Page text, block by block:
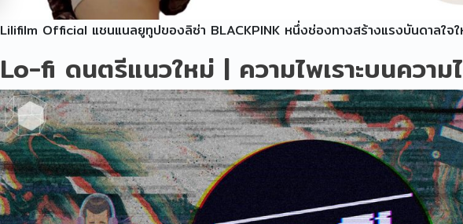
Lilifilm Official แชนแนลยูทูปของลิซ่า BLACKPINK หนึ่งช่องทางสร้างแรงบันดาลใจ
Lo-fi ดนตรีแนวใหม่ | ความไพเราะบนควา